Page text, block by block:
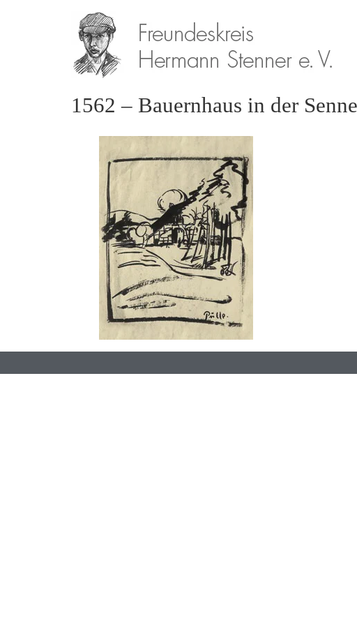
1562 – Bauernhaus in der Senne